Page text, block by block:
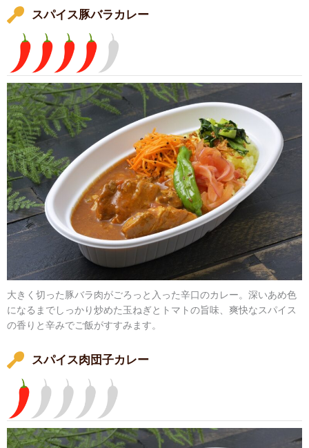
スパイス豚バラカレー
大きく切った豚バラ肉がごろっと入った辛口のカレー。深いあめ色
になるまでしっかり炒めた玉ねぎとトマトの旨味、爽快なスパイス
の香りと辛みでご飯がすすみます。
スパイス肉団子カレー